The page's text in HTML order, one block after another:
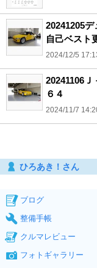
20241205
自己ベスト
2024/12/5
20241106
６４
2024/11/7
ひろあき！さん
ブログ
整備手帳
クルマレビュー
フォトギャラリー